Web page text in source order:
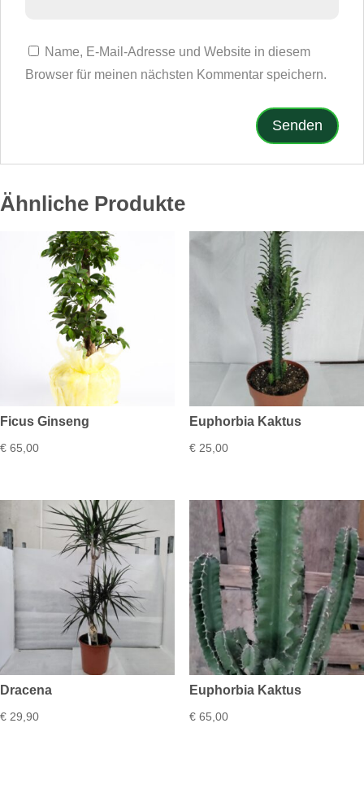
Name, E-Mail-Adresse und Website in diesem
Browser für meinen nächsten Kommentar speichern.
Ähnliche Produkte
Ficus Ginseng
€ 65,00
Euphorbia Kaktus
€25,00
Dracena
€ 29,90
Euphorbia Kaktus
€65,00